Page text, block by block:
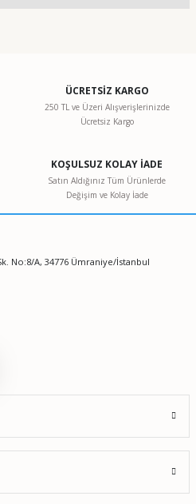
ederiz.
veya görüntülenemiyor.
pahalı.
ÜCRETSİZ KARGO
250 TL ve Üzeri Alışverişlerinizde
Ücretsiz Kargo
KOŞULSUZ KOLAY İADE
Satın Aldığınız Tüm Ürünlerde
Değişim ve Kolay İade
No:8/A, 34776 Ümraniye/İstanbul